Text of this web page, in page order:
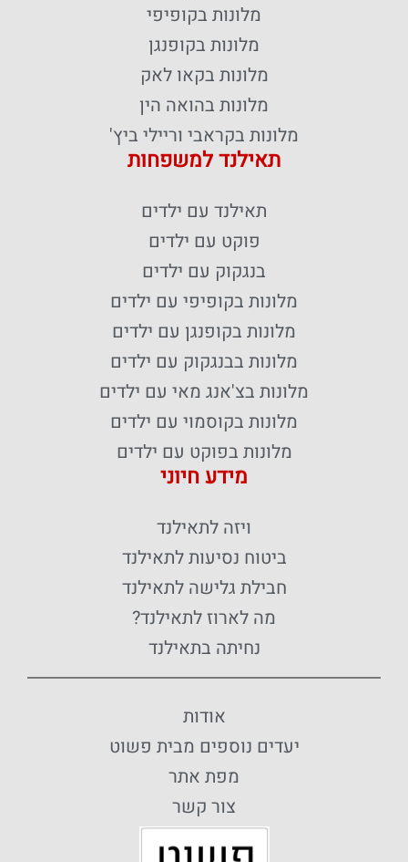
מלונות בקופיפי
מלונות בקופנגן
מלונות בקאו לאק
מלונות בהואה הין
מלונות בקראבי וריילי ביץ'
תאילנד למשפחות
תאילנד עם ילדים
פוקט עם ילדים
בנגקוק עם ילדים
מלונות בקופיפי עם ילדים
מלונות בקופנגן עם ילדים
מלונות בבנגקוק עם ילדים
מלונות בצ'אנג מאי עם ילדים
מלונות בקוסמוי עם ילדים
מלונות בפוקט עם ילדים
מידע חיוני
ויזה לתאילנד
ביטוח נסיעות לתאילנד
חבילת גלישה לתאילנד
מה לארוז לתאילנד?
נחיתה בתאילנד
אודות
יעדים נוספים מבית פשוט
מפת אתר
צור קשר